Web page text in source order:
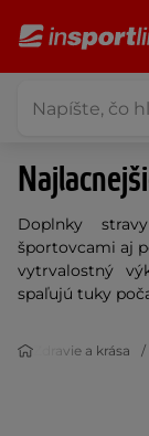
Doplnky
športovcami aj
vytrvalostný
spaľujú tuky
Zdravie a krása